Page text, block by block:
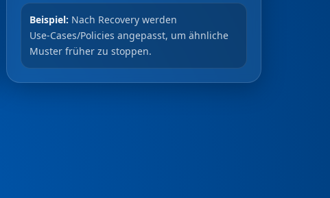
Beispiel: Nach Recovery werden
Use‑Cases/Policies angepasst, um ähnliche
Muster früher zu stoppen.